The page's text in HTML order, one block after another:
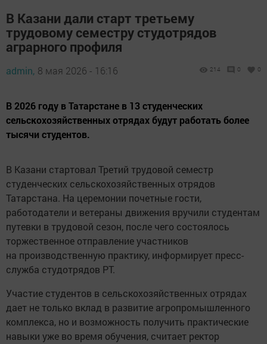
В Казани дали старт третьему
трудовому семестру студотрядов
аграрного профиля
admin, 8 мая 2026 - 16:16 214 0 0
В 2026 году в Татарстане в 13 студенческих
сельскохозяйственных отрядах будут работать более
тысячи студентов.
В Казани стартовал Третий трудовой семестр
студенческих сельскохозяйственных отрядов
Татарстана. На церемонии почетные гости,
работодатели и ветераны движения вручили студентам
путевки в трудовой сезон, после чего состоялось
торжественное отправление участников
на производственную практику, информирует пресс-
служба студотрядов РТ.
Участие студентов в сельскохозяйственных отрядах
дает не только вклад в развитие агропромышленного
комплекса, но и возможность получить практические
навыки уже во время обучения, считает ректор